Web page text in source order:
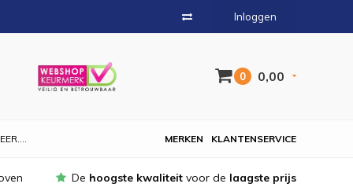
Inloggen
0 0,00
KLANTENSERVICE
MERKEN
De hoogste kwaliteit voor de laagste prijs